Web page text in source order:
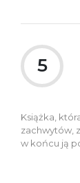
5
Książka,
zachwytów,
w końcu ją